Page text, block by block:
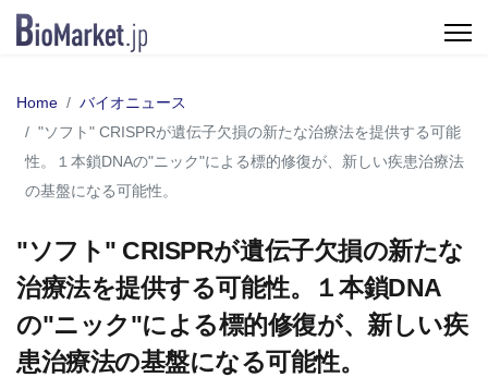
Home
バイオニュース
"ソフト" CRISPRが遺伝子欠損の新たな治療法を提供する可能
性。１本鎖DNAの"ニック"による標的修復が、新しい疾患治療法
の基盤になる可能性。
"ソフト" CRISPRが遺伝子欠損の新たな
治療法を提供する可能性。１本鎖DNA
の"ニック"による標的修復が、新しい疾
患治療法の基盤になる可能性。